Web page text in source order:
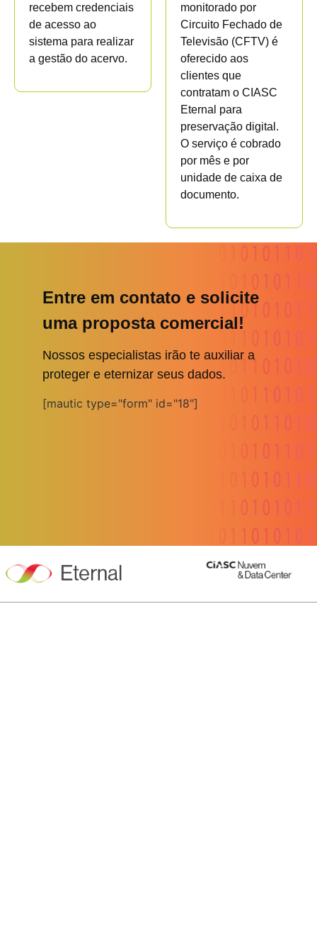
recebem credenciais
de acesso ao
sistema para realizar
a gestão do acervo.
monitorado por
Circuito Fechado de
Televisão (CFTV) é
oferecido aos
clientes que
contratam o CIASC
Eternal para
preservação digital.
O serviço é cobrado
por mês e por
unidade de caixa de
documento.
Entre em contato e solicite
uma proposta comercial!
Nossos especialistas irão te auxiliar a
proteger e eternizar seus dados.
[mautic type="form" id="18"]